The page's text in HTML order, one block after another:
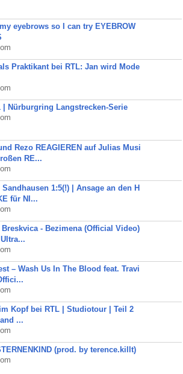
my eyebrows so I can try EYEBROW
Praktikant bei RTL: Jan wird Mode
| Nürburgring Langstrecken-Serie
Rezo REAGIEREN auf Julias Musi
RE...
Sandhausen 1:5(!) | Ansage an den H
für NI...
Breskvica - Bezimena (Official Video)
– Wash Us In The Blood feat. Travi
Kopf bei RTL | Studiotour | Teil 2
...
(prod. by terence.killt)